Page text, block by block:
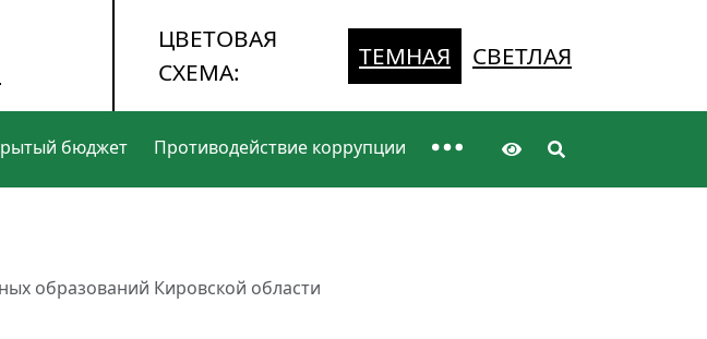
ЦВЕТОВАЯ
СХЕМА:
ТЕМНАЯ СВЕТЛАЯ
бюджет Противодействие коррупции
образований Кировской области